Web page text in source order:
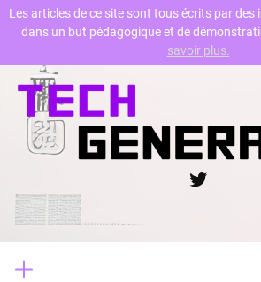
Skip
content
Twitter
Les articles de ce site sont tous écrits par des
dans un but pédagogique et de
savoir plus.